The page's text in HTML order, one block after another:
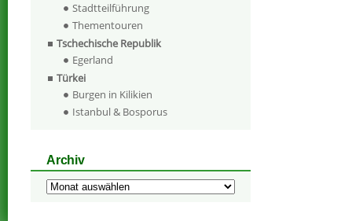
Stadtteilführung
Thementouren
Tschechische Republik
Egerland
Türkei
Burgen in Kilikien
Istanbul & Bosporus
Archiv
Archiv